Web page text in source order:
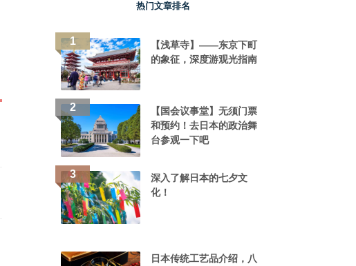
热门文章排名
【浅草寺】——东京下町
的象征，深度游观光指南
【国会议事堂】无须门票
和预约！去日本的政治舞
台参观一下吧
深入了解日本的七夕文
化！
日本传统工艺品介绍，八